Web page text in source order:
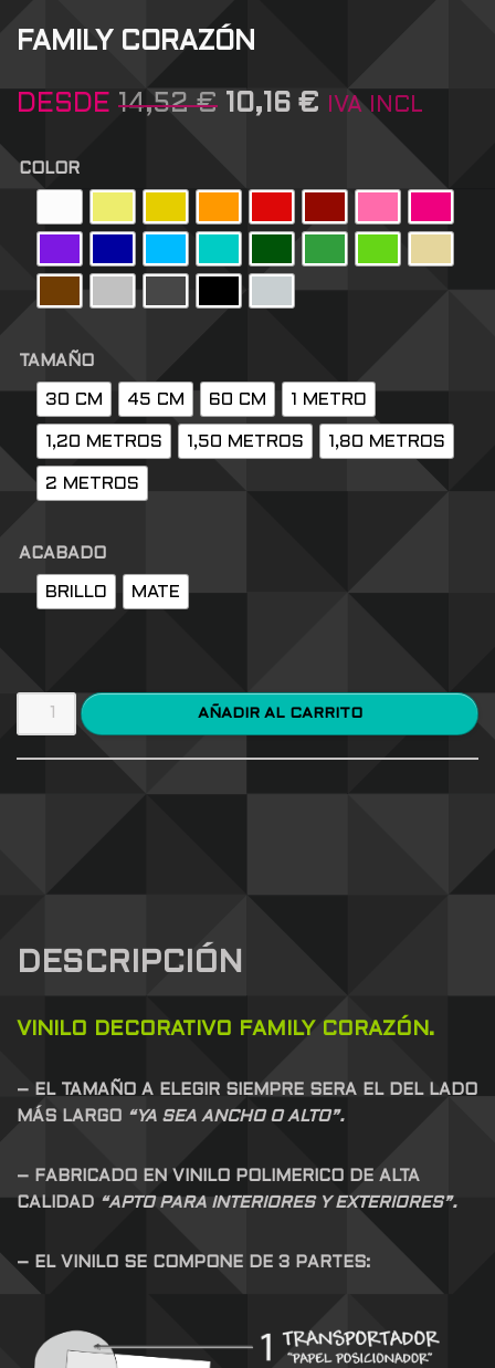
FAMILY CORAZÓN
DESDE 14,52€ 10,16 € IVA INCL
COLOR
TAMAÑO
30 CM 45 CM 60 CM 1 METRO
1,20 METROS 1,50 METROS 1,80 METROS
2 METROS
ACABADO
BRILLO MATE
AÑADIR AL CARRITO
DESCRIPCIÓN
VINILO DECORATIVO FAMILY CORAZÓN.
– EL TAMAÑO A ELEGIR SIEMPRE SERA EL DEL LADO
MÁS LARGO “YA SEA ANCHO O ALTO”.
– FABRICADO EN VINILO POLIMERICO DE ALTA
CALIDAD “APTO PARA INTERIORES Y EXTERIORES”.
– EL VINILO SE COMPONE DE 3 PARTES: